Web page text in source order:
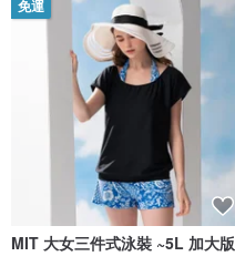
免運
MIT 大女三件式泳裝 ~5L 加大版